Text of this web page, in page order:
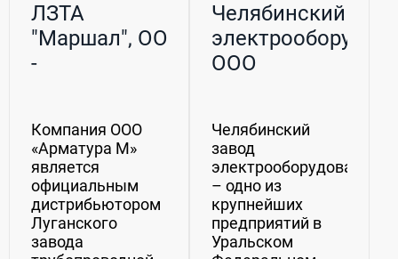
ЛЗТА
"Маршал", ООО
-
шаровых
кранов
Компания ООО
«Арматура М»
является
официальным
дистрибьютором
Луганского
завода
Челябинский
ООО
Челябинский
завод
электрооборудования
– одно из
крупнейших
предприятий в
Уральском